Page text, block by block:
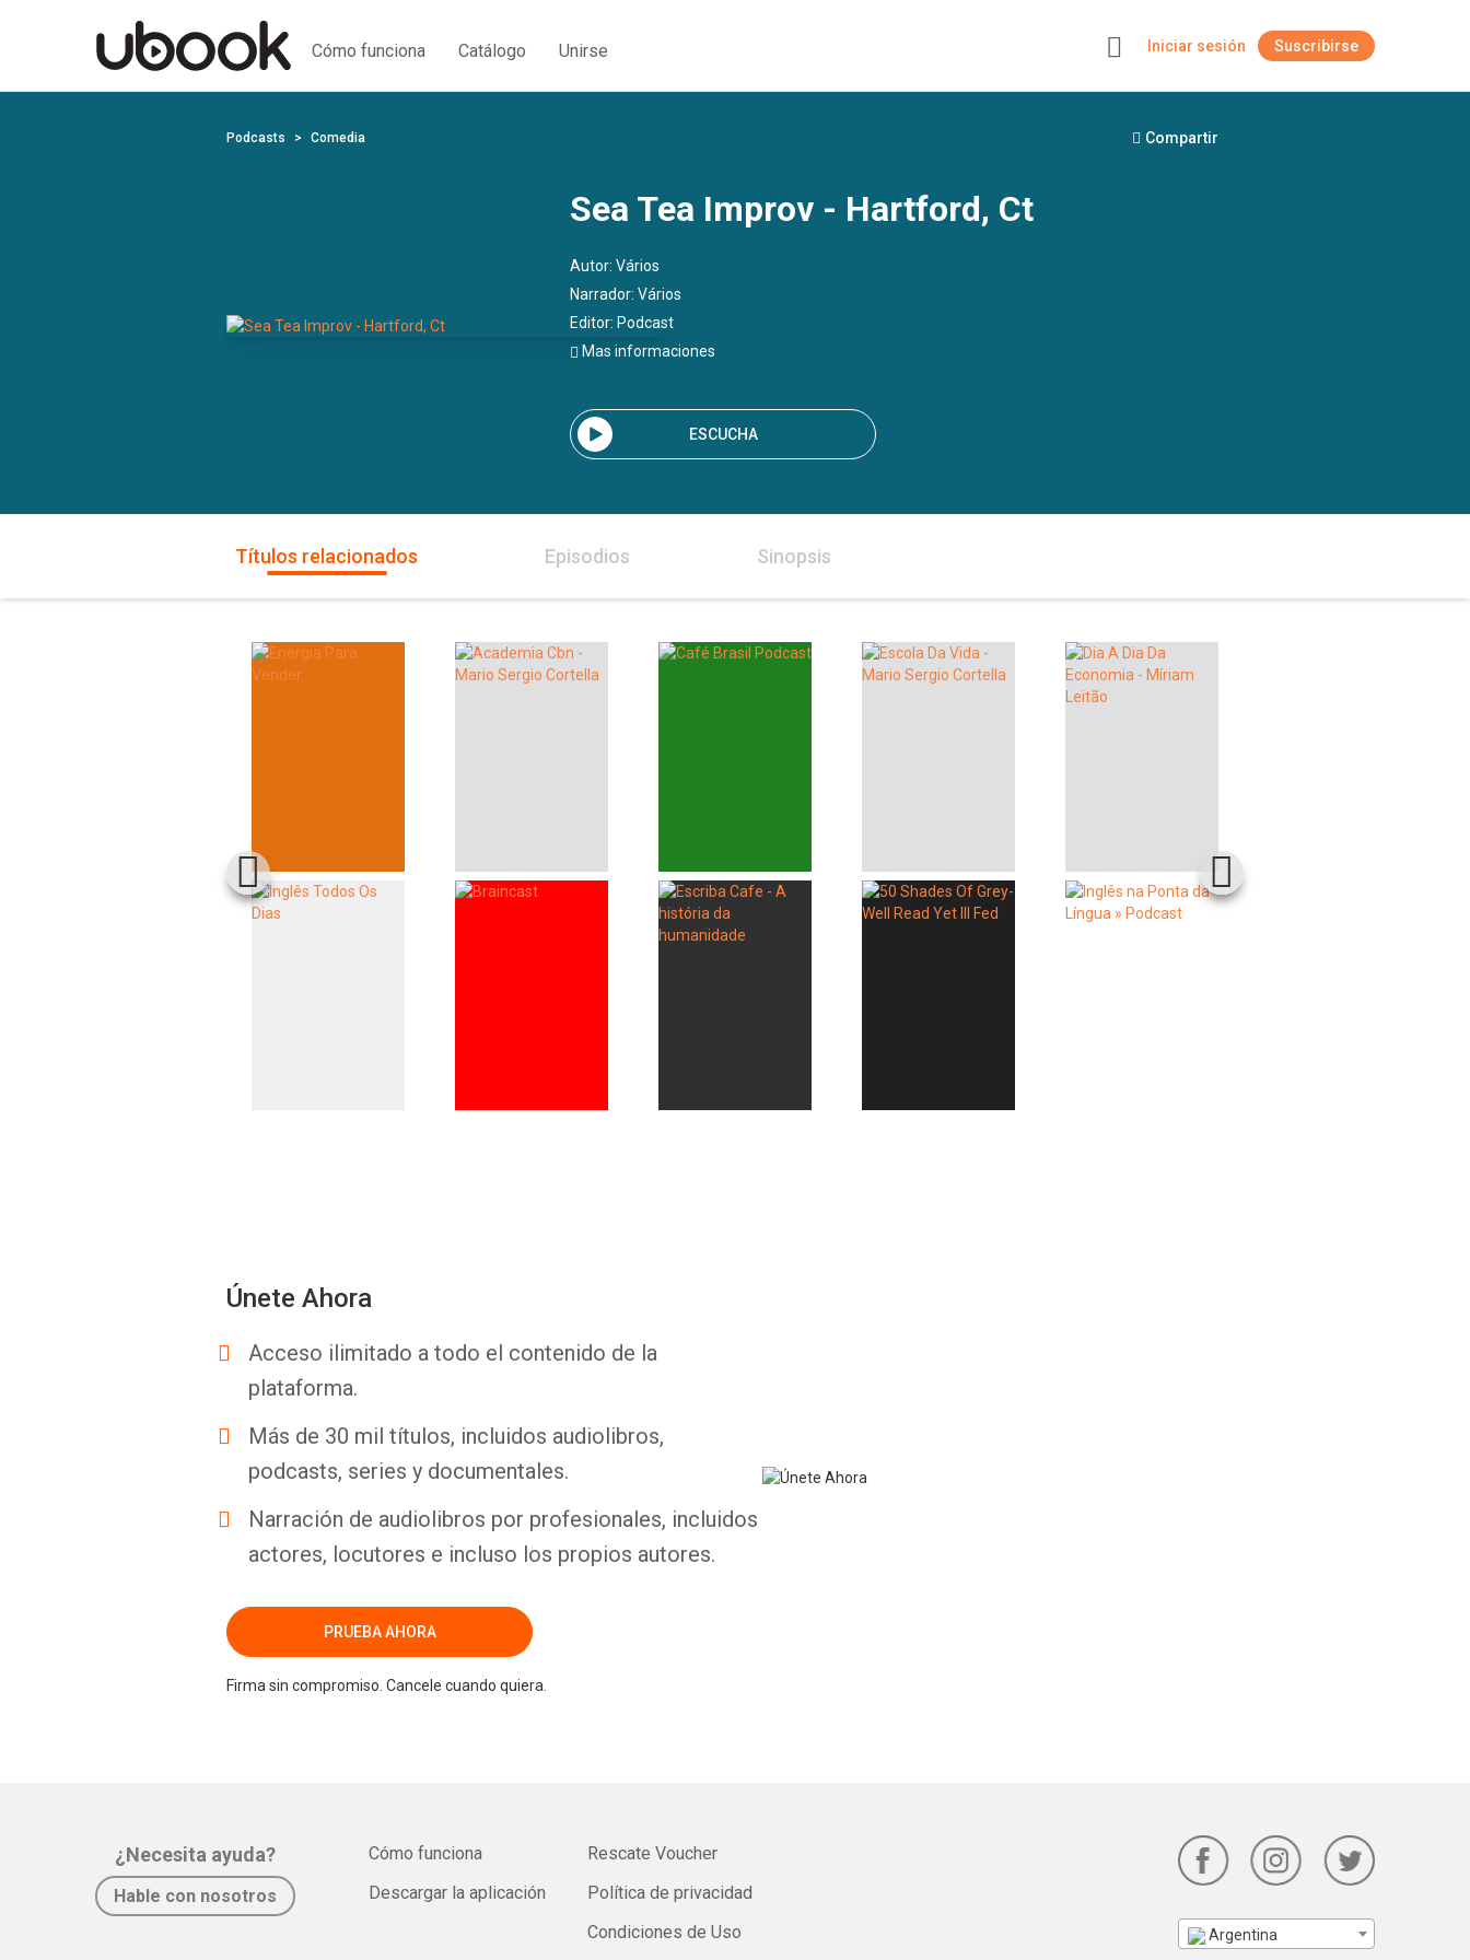
Cómo funciona Catálogo Unirse Iniciar sesión Suscribirse
Podcasts Comedia Compartir
Sea Tea Improv - Hartford, Ct
Autor: Vários
Narrador: Vários
Editor: Podcast
Mas informaciones
ESCUCHA
Títulos relacionados Episodios Sinopsis
Únete Ahora
Acceso ilimitado a todo el contenido de la
plataforma.
Más de 30 mil títulos, incluidos audiolibros,
podcasts, series y documentales.
Narración de audiolibros por profesionales, incluidos
actores, locutores e incluso los propios autores.
PRUEBA AHORA
Firma sin compromiso. Cancele cuando quiera.
¿Necesita ayuda?
Hable con nosotros
Cómo funciona
Descargar la aplicación
Rescate Voucher
Política de privacidad
Condiciones de Uso
Argentina